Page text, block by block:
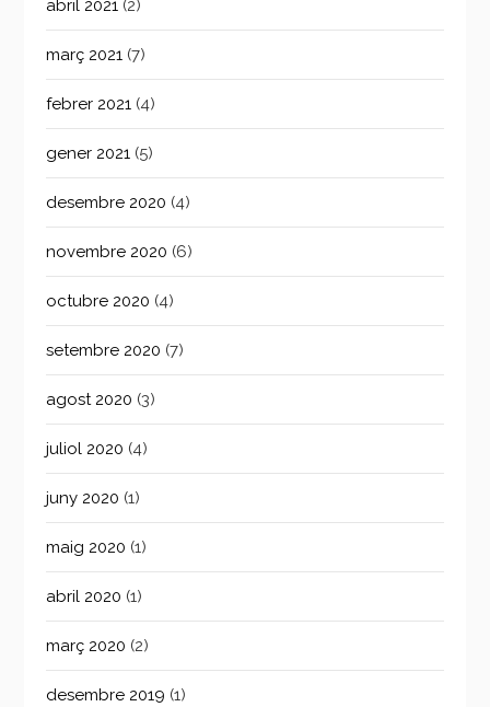
abril 2021 (2)
març 2021 (7)
febrer 2021 (4)
gener 2021 (5)
desembre 2020 (4)
novembre 2020 (6)
octubre 2020 (4)
setembre 2020 (7)
agost 2020 (3)
juliol 2020 (4)
juny 2020 (1)
maig 2020 (1)
abril 2020 (1)
març 2020 (2)
desembre 2019 (1)